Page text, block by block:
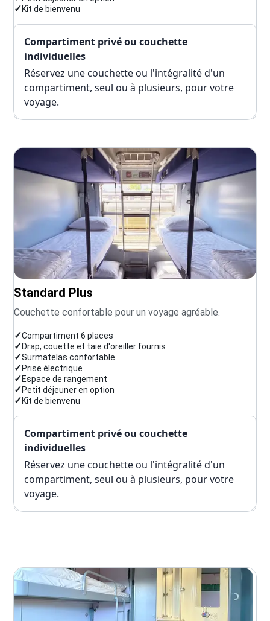
✓Kit de bienvenu
Compartiment privé ou couchette
individuelles
Réservez une couchette ou l'intégralité d'un
compartiment, seul ou à plusieurs, pour votre
voyage.
Standard Plus
Couchette confortable pour un voyage agréable.
✓Compartiment 6 places
✓Drap, couette et taie d'oreiller fournis
✓Surmatelas confortable
✓Prise électrique
✓Espace de rangement
✓Petit déjeuner en option
✓Kit de bienvenu
Compartiment privé ou couchette
individuelles
Réservez une couchette ou l'intégralité d'un
compartiment, seul ou à plusieurs, pour votre
voyage.